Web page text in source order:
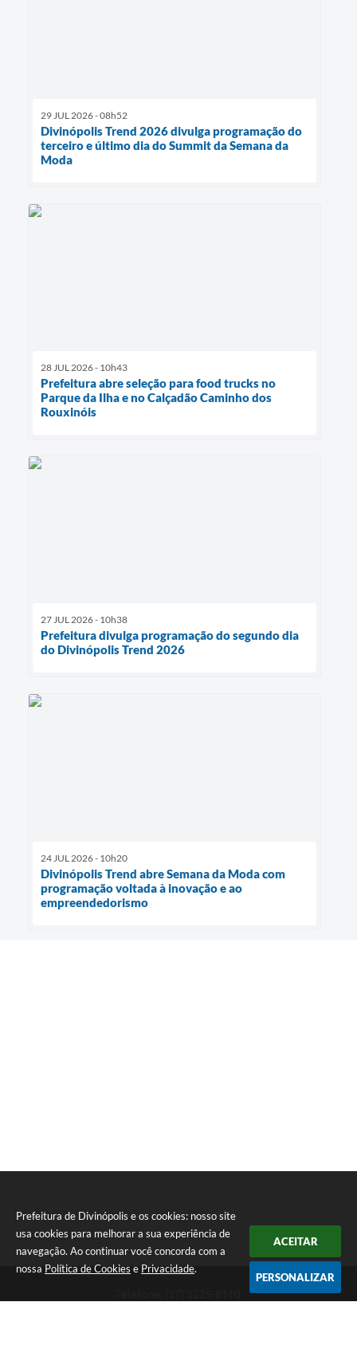
Prefeitura de Divinópolis e os cookies: nosso site
usa cookies para melhorar a sua experiência de
navegação. Ao continuar você concorda com a
nossa Política de Cookies e Privacidade.
ACEITAR
PERSONALIZAR
29 JUL 2026 - 08h52
Divinópolis Trend 2026 divulga programação do
terceiro e último dia do Summit da Semana da
Moda
28 JUL 2026 - 10h43
Prefeitura abre seleção para food trucks no
Parque da Ilha e no Calçadão Caminho dos
Rouxinóis
27 JUL 2026 - 10h38
Prefeitura divulga programação do segundo dia
do Divinópolis Trend 2026
24 JUL 2026 - 10h20
Divinópolis Trend abre Semana da Moda com
programação voltada à inovação e ao
empreendedorismo